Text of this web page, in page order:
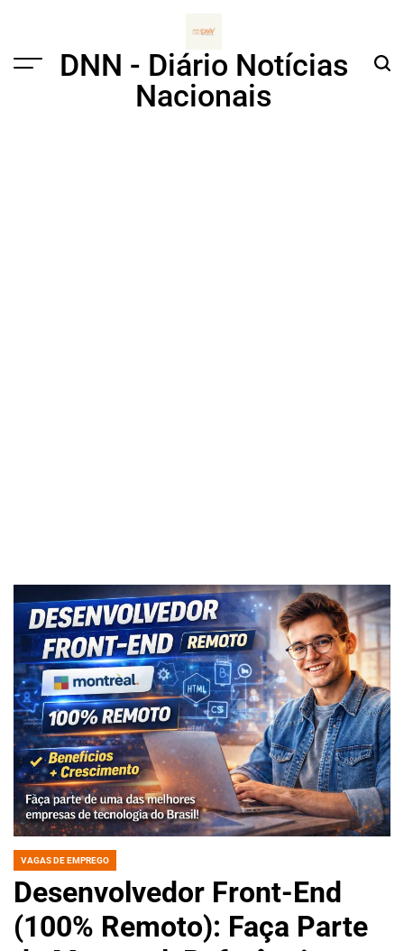
Menu
DNN - Diário Notícias
Nacionais
POSTED
VAGAS DE EMPREGO
Desenvolvedor Front-End
(100% Remoto): Faça Parte